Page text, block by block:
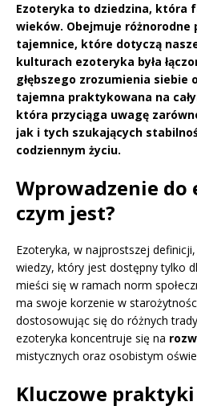
Ezoteryka to dziedzina, która
wieków. Obejmuje
tajemnice, które dotyczą
kulturach ezoteryka była
głębszego zrozumienia siebie
tajemna praktykowana na
która przyciąga uwagę
jak i tych szukających
codziennym życiu.
Wprowadzenie do
czym jest?
Ezoteryka, w najprostszej
wiedzy, który jest dostępny tylko
mieści się w ramach norm
ma swoje korzenie w
dostosowując się do różnych
ezoteryka koncentruje się na
mistycznych oraz osobistym
Kluczowe